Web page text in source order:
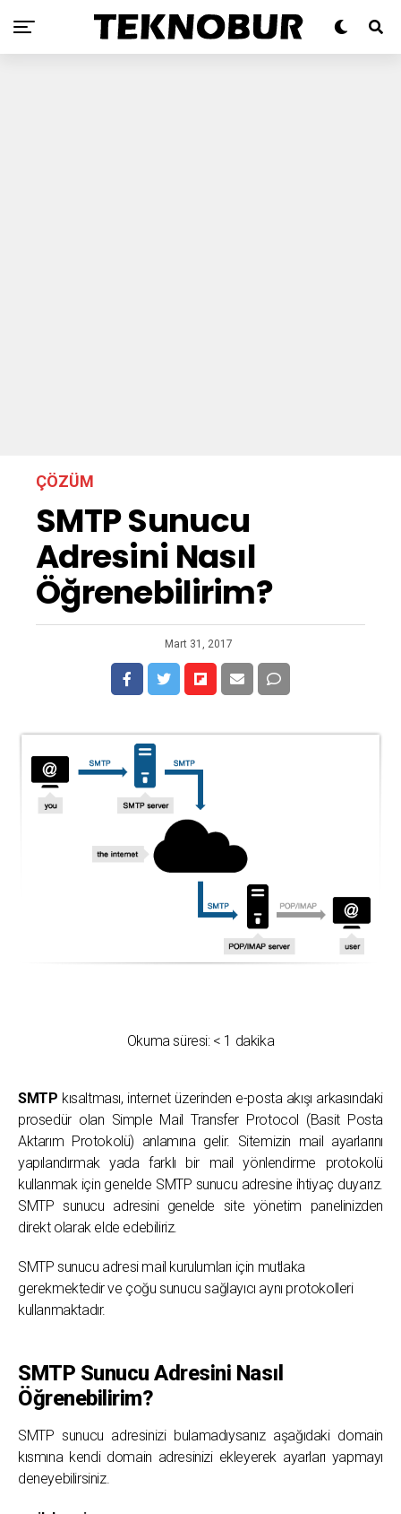
ÇÖZÜM
SMTP Sunucu
Adresini Nasıl
Öğrenebilirim?
Mart 31, 2017
Okuma süresi: < 1 dakika
SMTP kısaltması, internet üzerinden e-posta akışı arkasındaki
prosedür olan Simple Mail Transfer Protocol (Basit Posta
Aktarım Protokolü) anlamına gelir. Sitemizin mail ayarlarını
yapılandırmak yada farklı bir mail yönlendirme protokolü
kullanmak için genelde SMTP sunucu adresine ihtiyaç duyarız.
SMTP sunucu adresini genelde site yönetim panelinizden
direkt olarak elde edebiliriz.
SMTP sunucu adresi mail kurulumları için mutlaka
gerekmektedir ve çoğu sunucu sağlayıcı aynı protokolleri
kullanmaktadır.
SMTP Sunucu Adresini Nasıl
Öğrenebilirim?
SMTP sunucu adresinizi bulamadıysanız aşağıdaki domain
kısmına kendi domain adresinizi ekleyerek ayarları yapmayı
deneyebilirsiniz.